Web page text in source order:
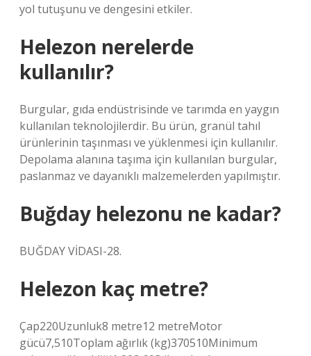
yol tutuşunu ve dengesini etkiler.
Helezon nerelerde
kullanılır?
Burgular, gıda endüstrisinde ve tarımda en yaygın
kullanılan teknolojilerdir. Bu ürün, granül tahıl
ürünlerinin taşınması ve yüklenmesi için kullanılır.
Depolama alanına taşıma için kullanılan burgular,
paslanmaz ve dayanıklı malzemelerden yapılmıştır.
Buğday helezonu ne kadar?
BUĞDAY VİDASI-28.
Helezon kaç metre?
Çap220Uzunluk8 metre12 metreMotor
gücü7,510Toplam ağırlık (kg)370510Minimum